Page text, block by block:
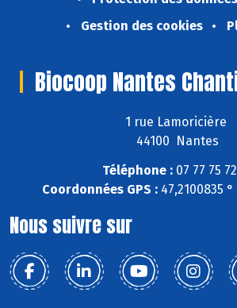
Gestion des cookies
Biocoop Nantes
1 rue Lamoricière
44100 Nantes
Téléphone :07 77 75
Coordonnées GPS : 47,2100835
Nous suivre sur